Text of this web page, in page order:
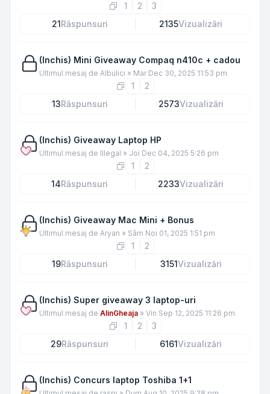
1 2
3
21Răspunsuri 2135Vizualizări
(Inchis) Mini Giveaway Compaq n410c + cadou
Ultimul mesaj de Albulici » Mar Dec 30, 2025 11:53 pm
1
2
13Răspunsuri 2573Vizualizări
(Inchis) Giveaway Laptop HP
Ultimul mesaj de Illegal » Joi Dec 04, 2025 5:26 pm
1
2
14Răspunsuri 2233Vizualizări
(Inchis) Giveaway Mac Mini + Bonus
Ultimul mesaj de Aryan » Sâm Noi 01, 2025 1:51 pm
1
2
19Răspunsuri 3151Vizualizări
(Inchis) Super giveaway 3 laptop-uri
Ultimul mesaj de AlinGheaja » Vin Sep 12, 2025 11:26 pm
1 2
3
29Răspunsuri 6161Vizualizări
(Inchis) Concurs laptop Toshiba 1+1